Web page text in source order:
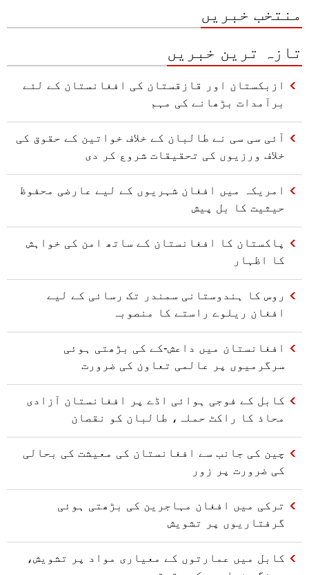
منتخب خبریں
تازہ ترین خبریں
ازبکستان اور قازقستان کی افغانستان کے لئے
برآمدات بڑھانے کی مہم
آئی سی سی نے طالبان کے خلاف خواتین کے حقوق کی
خلاف ورزیوں کی تحقیقات شروع کر دی
امریکہ میں افغان شہریوں کے لیے عارضی محفوظ
حیثیت کا بل پیش
پاکستان کا افغانستان کے ساتھ امن کی خواہش
کا اظہار
روس کا ہندوستانی سمندر تک رسائی کے لیے
افغان ریلوے راستے کا منصوبہ
افغانستان میں داعش-کے کی بڑھتی ہوئی
سرگرمیوں پر عالمی تعاون کی ضرورت
کابل کے فوجی ہوائی اڈے پر افغانستان آزادی
محاذ کا راکٹ حملہ، طالبان کو نقصان
چین کی جانب سے افغانستان کی معیشت کی بحالی
کی ضرورت پر زور
ترکی میں افغان مہاجرین کی بڑھتی ہوئی
گرفتاریوں پر تشویش
کابل میں عمارتوں کے معیاری مواد پر تشویش،